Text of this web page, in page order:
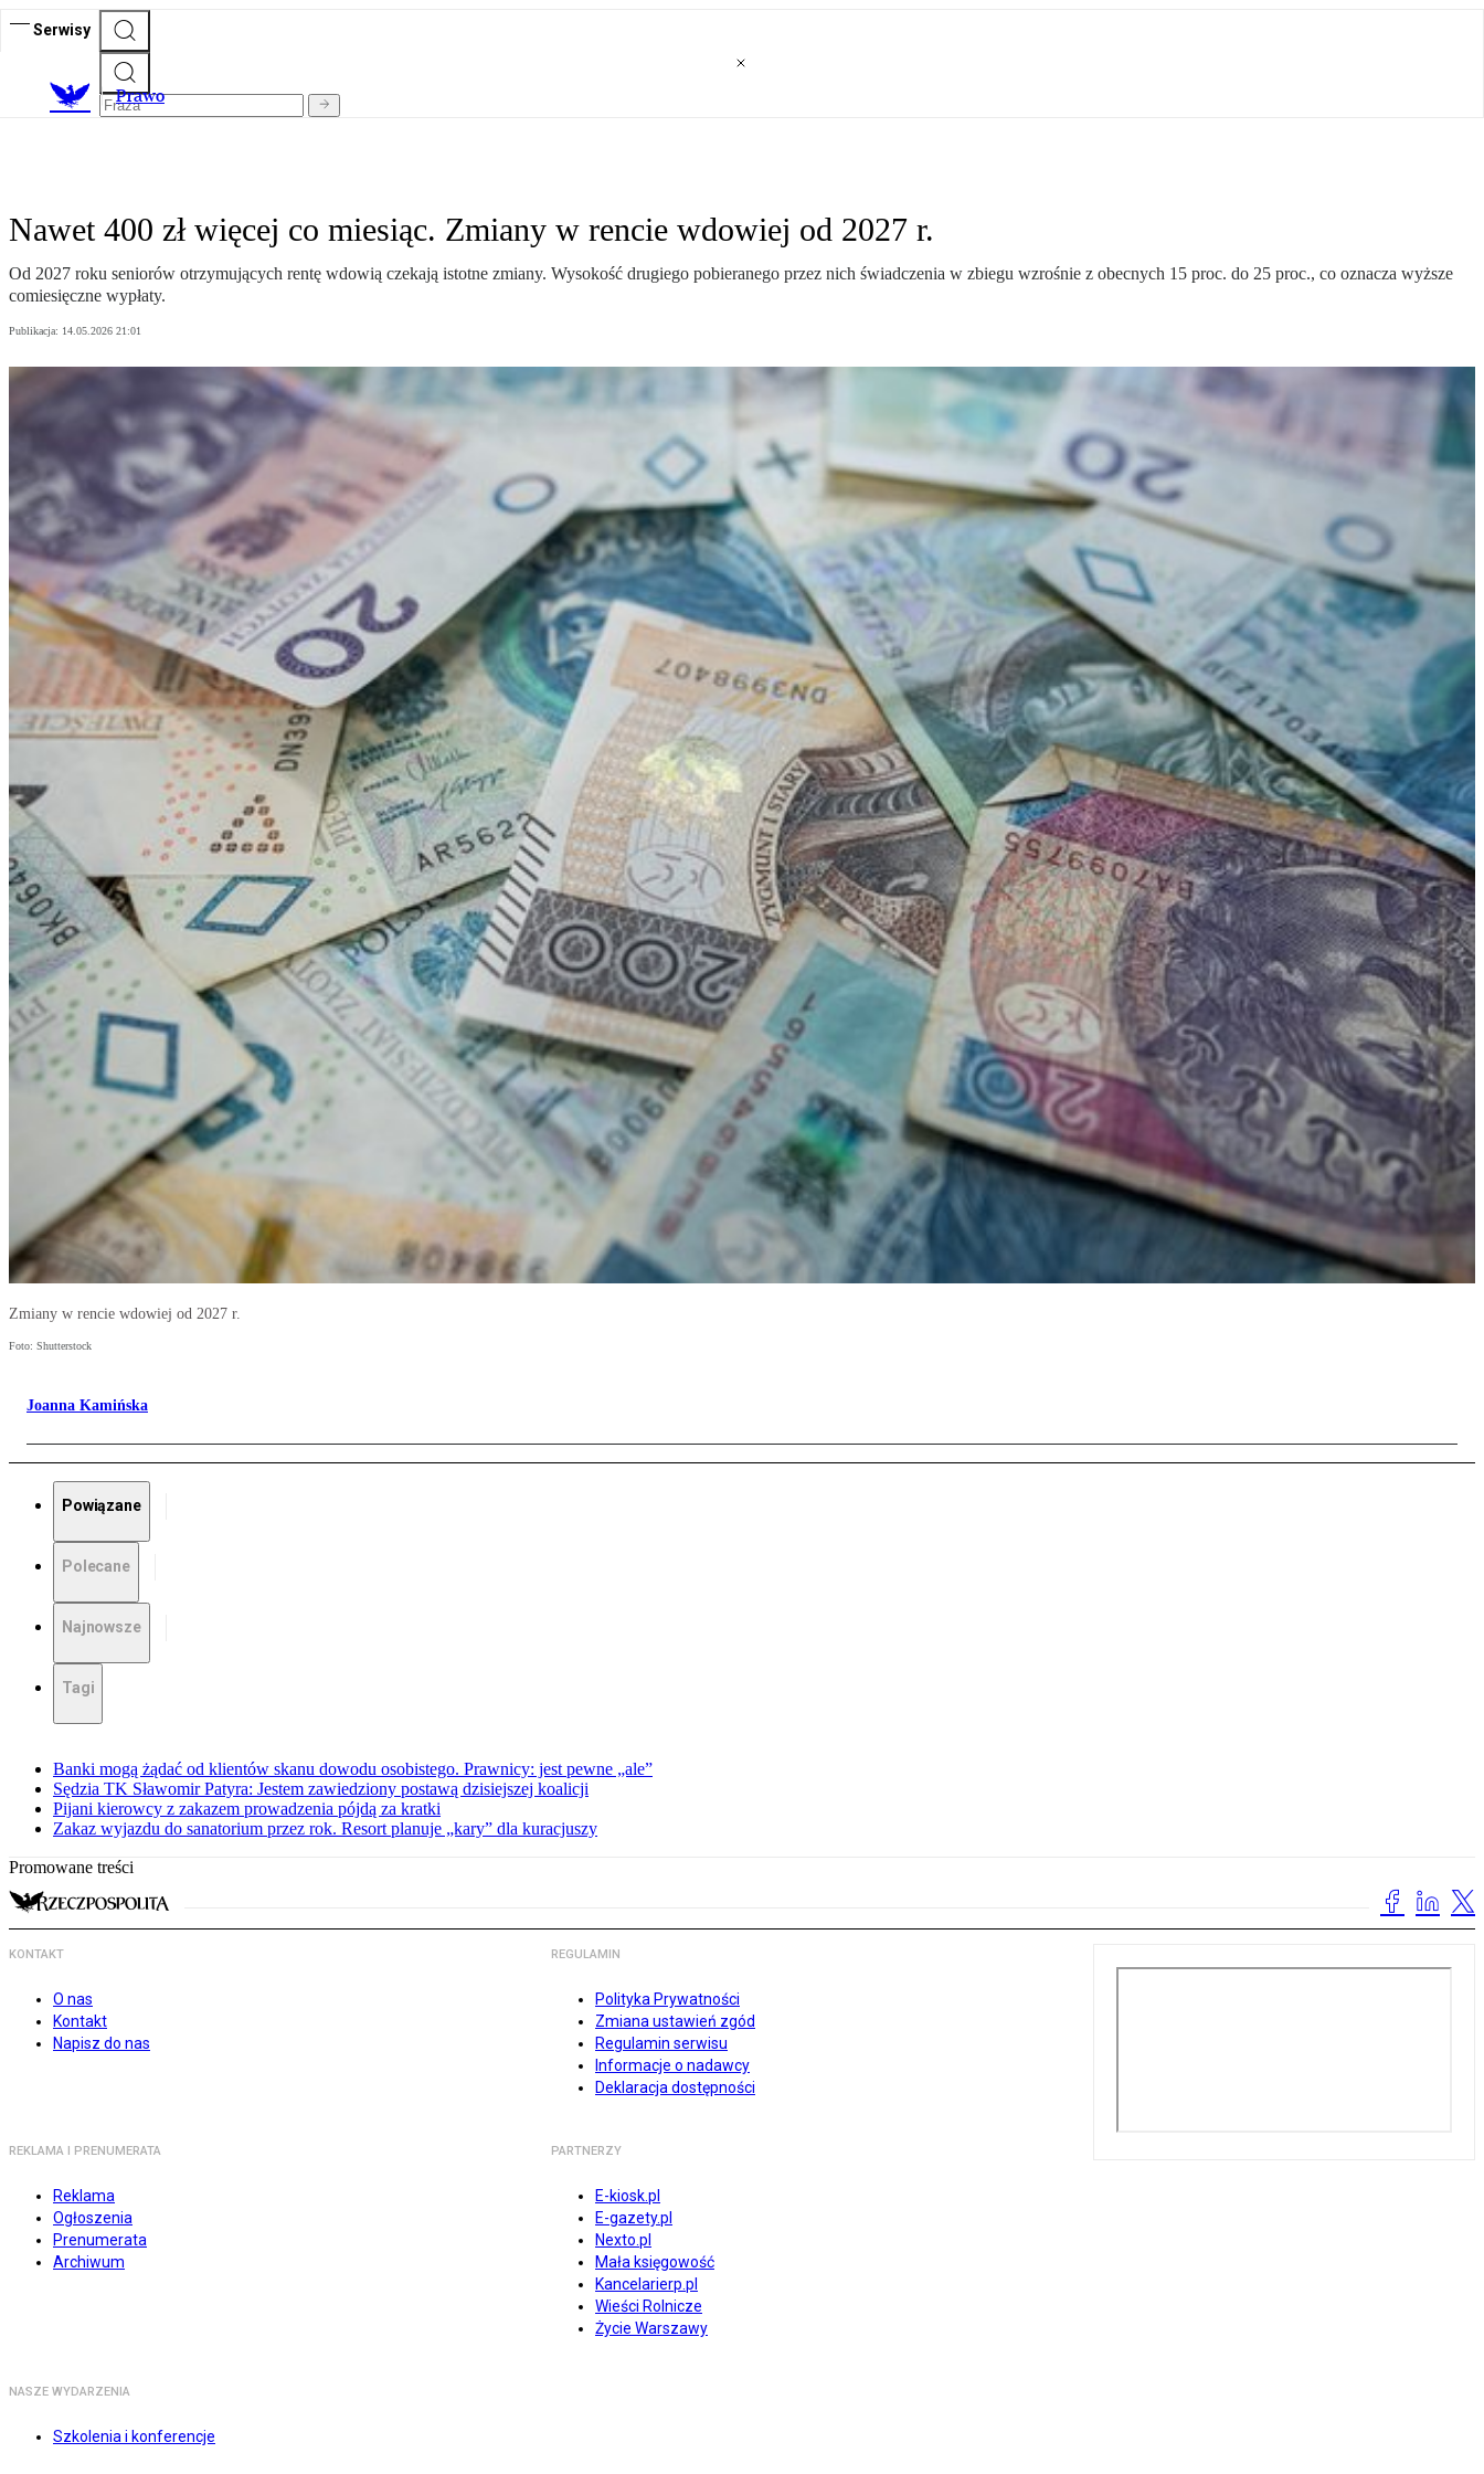
Serwisy
Prawo
Nawet 400 zł więcej co miesiąc. Zmiany w rencie wdowiej od 2027 r.
Od 2027 roku seniorów otrzymujących rentę wdowią czekają istotne zmiany. Wysokość drugiego pobieranego przez nich świadczenia w zbiegu wzrośnie z obecnych 15 proc. do 25 proc., co oznacza wyższe
comiesięczne wypłaty.
Publikacja: 14.05.2026 21:01
Zmiany w rencie wdowiej od 2027 r.
Foto: Shutterstock
Joanna Kamińska
Powiązane
Polecane
Najnowsze
Tagi
Banki mogą żądać od klientów skanu dowodu osobistego. Prawnicy: jest pewne „ale”
Sędzia TK Sławomir Patyra: Jestem zawiedziony postawą dzisiejszej koalicji
Pijani kierowcy z zakazem prowadzenia pójdą za kratki
Zakaz wyjazdu do sanatorium przez rok. Resort planuje „kary” dla kuracjuszy
Promowane treści
KONTAKT
O nas
Kontakt
Napisz do nas
REGULAMIN
Polityka Prywatności
Zmiana ustawień zgód
Regulamin serwisu
Informacje o nadawcy
Deklaracja dostępności
REKLAMA I PRENUMERATA
Reklama
Ogłoszenia
Prenumerata
Archiwum
PARTNERZY
E-kiosk.pl
E-gazety.pl
Nexto.pl
Mała księgowość
Kancelarierp.pl
Wieści Rolnicze
Życie Warszawy
NASZE WYDARZENIA
Szkolenia i konferencje